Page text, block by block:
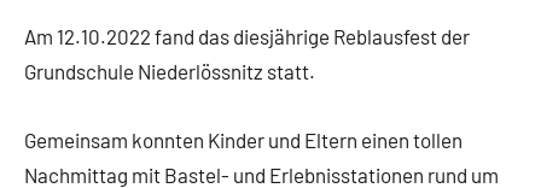
Am 12.10.2022 fand das diesjährige Reblausfest der
Grundschule Niederlössnitz statt.
Gemeinsam konnten Kinder und Eltern einen tollen
Nachmittag mit Bastel- und Erlebnisstationen rund um